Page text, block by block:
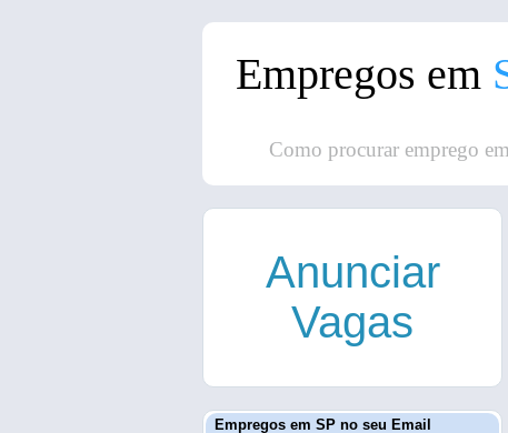
Empregos em
Como procurar emprego
Anunciar
Vagas
Empregos em SP no seu Email